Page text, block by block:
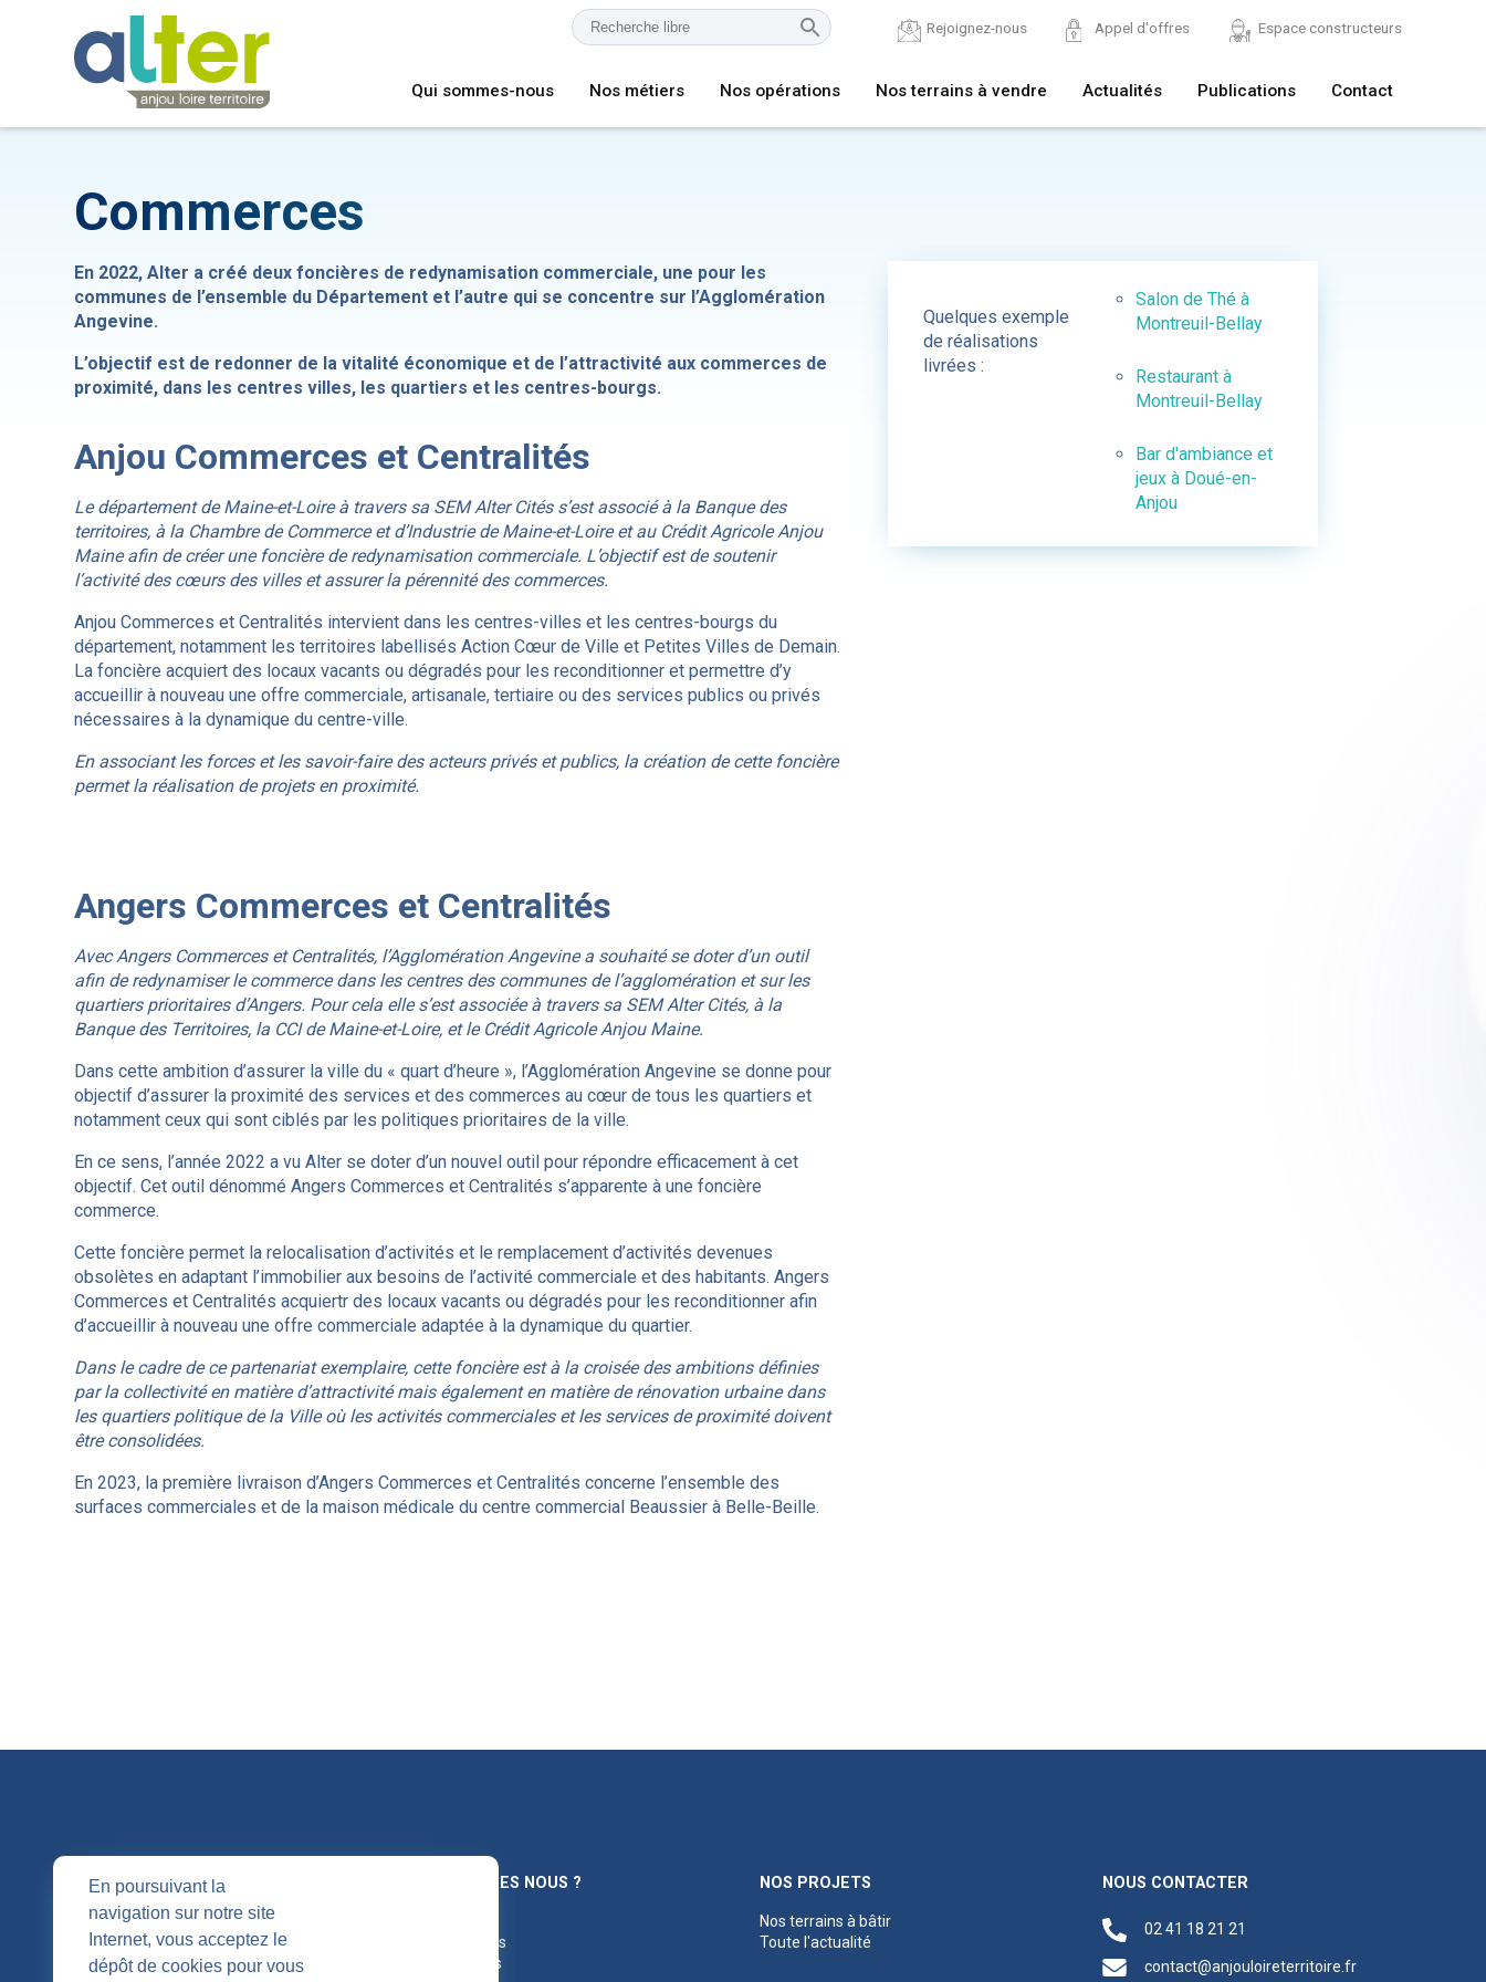
En poursuivant la
navigation sur notre site
Internet, vous acceptez le
dépôt de cookies pour vous
Rejoignez-nous Appel d'offres Espace constructeurs
Qui sommes-nous Nos métiers Nos opérations Nos terrains à vendre Actualités Publications Contact
Commerces
En 2022, Alter a créé deux foncières de redynamisation commerciale, une pour les
communes de l’ensemble du Département et l’autre qui se concentre sur l’Agglomération
Angevine.
L’objectif est de redonner de la vitalité économique et de l’attractivité aux commerces de
proximité, dans les centres villes, les quartiers et les centres-bourgs.
Anjou Commerces et Centralités
Le département de Maine-et-Loire à travers sa SEM Alter Cités s’est associé à la Banque des
territoires, à la Chambre de Commerce et d’Industrie de Maine-et-Loire et au Crédit Agricole Anjou
Maine afin de créer une foncière de redynamisation commerciale. L’objectif est de soutenir
l’activité des cœurs des villes et assurer la pérennité des commerces.
Anjou Commerces et Centralités intervient dans les centres-villes et les centres-bourgs du
département, notamment les territoires labellisés Action Cœur de Ville et Petites Villes de Demain.
La foncière acquiert des locaux vacants ou dégradés pour les reconditionner et permettre d’y
accueillir à nouveau une offre commerciale, artisanale, tertiaire ou des services publics ou privés
nécessaires à la dynamique du centre-ville.
En associant les forces et les savoir-faire des acteurs privés et publics, la création de cette foncière
permet la réalisation de projets en proximité.
Angers Commerces et Centralités
Avec Angers Commerces et Centralités, l’Agglomération Angevine a souhaité se doter d’un outil
afin de redynamiser le commerce dans les centres des communes de l’agglomération et sur les
quartiers prioritaires d’Angers. Pour cela elle s’est associée à travers sa SEM Alter Cités, à la
Banque des Territoires, la CCI de Maine-et-Loire, et le Crédit Agricole Anjou Maine.
Dans cette ambition d’assurer la ville du « quart d’heure », l’Agglomération Angevine se donne pour
objectif d’assurer la proximité des services et des commerces au cœur de tous les quartiers et
notamment ceux qui sont ciblés par les politiques prioritaires de la ville.
En ce sens, l’année 2022 a vu Alter se doter d’un nouvel outil pour répondre efficacement à cet
objectif. Cet outil dénommé Angers Commerces et Centralités s’apparente à une foncière
commerce.
Cette foncière permet la relocalisation d’activités et le remplacement d’activités devenues
obsolètes en adaptant l’immobilier aux besoins de l’activité commerciale et des habitants. Angers
Commerces et Centralités acquiertr des locaux vacants ou dégradés pour les reconditionner afin
d’accueillir à nouveau une offre commerciale adaptée à la dynamique du quartier.
Dans le cadre de ce partenariat exemplaire, cette foncière est à la croisée des ambitions définies
par la collectivité en matière d’attractivité mais également en matière de rénovation urbaine dans
les quartiers politique de la Ville où les activités commerciales et les services de proximité doivent
être consolidées.
En 2023, la première livraison d’Angers Commerces et Centralités concerne l’ensemble des
surfaces commerciales et de la maison médicale du centre commercial Beaussier à Belle-Beille.
Quelques exemple
de réalisations
livrées :
Salon de Thé à
Montreuil-Bellay
Restaurant à
Montreuil-Bellay
Bar d'ambiance et
jeux à Doué-en-
Anjou
QUI SOMMES NOUS ?
Nos agences
Publications
NOS PROJETS
Nos terrains à bâtir
Toute l'actualité
NOUS CONTACTER
02 41 18 21 21
contact@anjouloireterritoire.fr